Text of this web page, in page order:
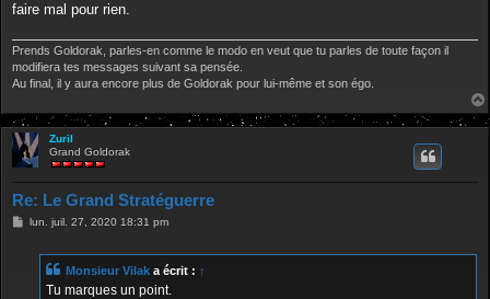
faire mal pour rien.
Prends Goldorak, parles-en comme le modo en veut que tu parles de toute façon il
modifiera tes messages suivant sa pensée.
Au final, il y aura encore plus de Goldorak pour lui-même et son égo.
Zuril
Grand Goldorak
Re: Le Grand Stratéguerre
Mlun. juil. 27, 2020 18:31 pm
Monsieur Vilak a écrit : ↑
Tu marques un point.